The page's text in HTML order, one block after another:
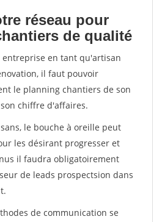
réseau pour
de qualité
en tant qu'artisan
il faut pouvoir
le planning chantiers de son
chiffre d'affaires.
le bouche à oreille peut
les désirant progresser et
il faudra obligatoirement
de leads prospectsion dans
de communication se